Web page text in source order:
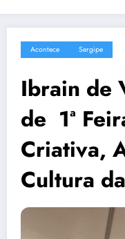
Acontece Sergipe
Ibrain de
de 1ª
Criativa,
Cultura